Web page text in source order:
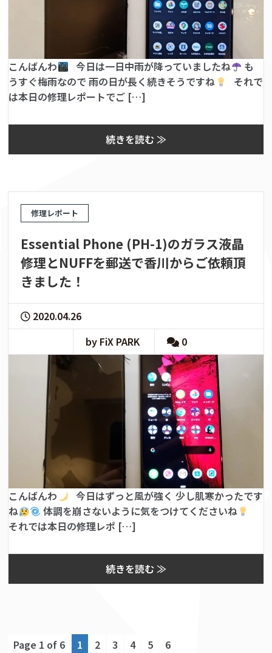
こんばんわ 今日は一日中雨が降っていましたね
も
うすぐ梅雨なので 雨の日が長く続きそうですね
それで
は本日の修理レポートでご […]
続きを読む ≫
修理レポート
Essential Phone (PH-1)のガラス液晶
修理とNUFFを郵送で香川からご依頼頂
きました！
2020.04.26
by FiX PARK
0
こんばんわ
今日はずっと風が強く 少し肌寒かったです
ね
体調を崩さないように気をつけてくださいね
それでは本日の修理レポ […]
続きを読む ≫
Page 1 of 6 1 2 3 4 5 6